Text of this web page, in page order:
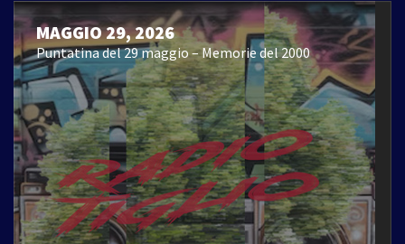
MAGGIO 29, 2026
Puntatina del 29 maggio – Memorie del 2000